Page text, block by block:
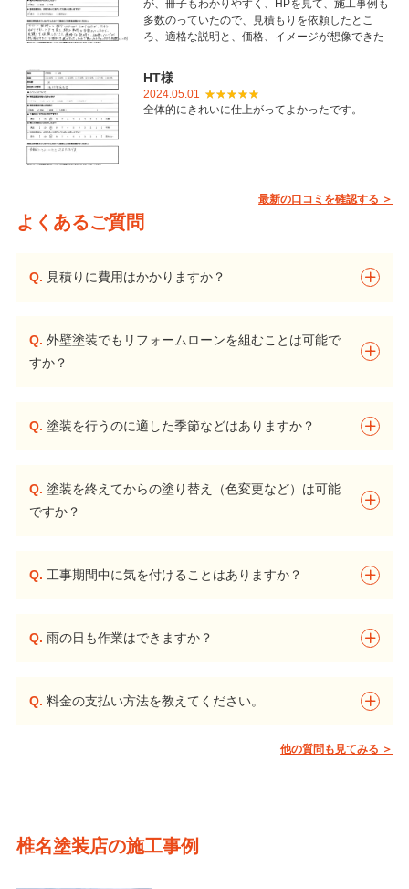
が、冊子もわかりやすく、HPを見て、施工事例も
多数のっていたので、見積もりを依頼したとこ
ろ、適格な説明と、価格、イメージが想像できた
いただき感謝しています。
HT様
2024.05.01
全体的にきれいに仕上がってよかったです。
最新の口コミを確認する ＞
よくあるご質問
Q. 見積りに費用はかかりますか？
Q. 外壁塗装でもリフォームローンを組むことは可能で
すか？
Q. 塗装を行うのに適した季節などはありますか？
Q. 塗装を終えてからの塗り替え（色変更など）は可能
ですか？
Q. 工事期間中に気を付けることはありますか？
Q. 雨の日も作業はできますか？
Q. 料金の支払い方法を教えてください。
他の質問も見てみる ＞
椎名塗装店の施工事例